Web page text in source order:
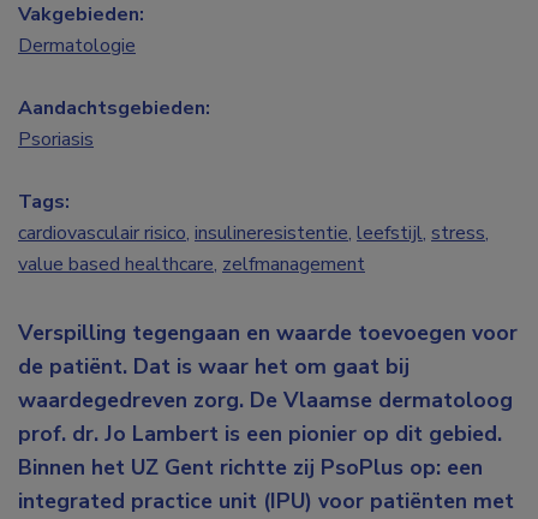
Verspilling tegengaan en waarde toevoegen voor
de patiënt. Dat is waar het om gaat bij
waardegedreven zorg. De Vlaamse dermatoloog
prof. dr. Jo Lambert is een pionier op dit gebied.
Binnen het UZ Gent richtte zij PsoPlus op: een
integrated practice unit (IPU) voor patiënten met
Vakgebieden:
Dermatologie
Aandachtsgebieden:
Psoriasis
Tags:
cardiovasculair risico, insulineresistentie, leefstijl, stress,
value based healthcare, zelfmanagement